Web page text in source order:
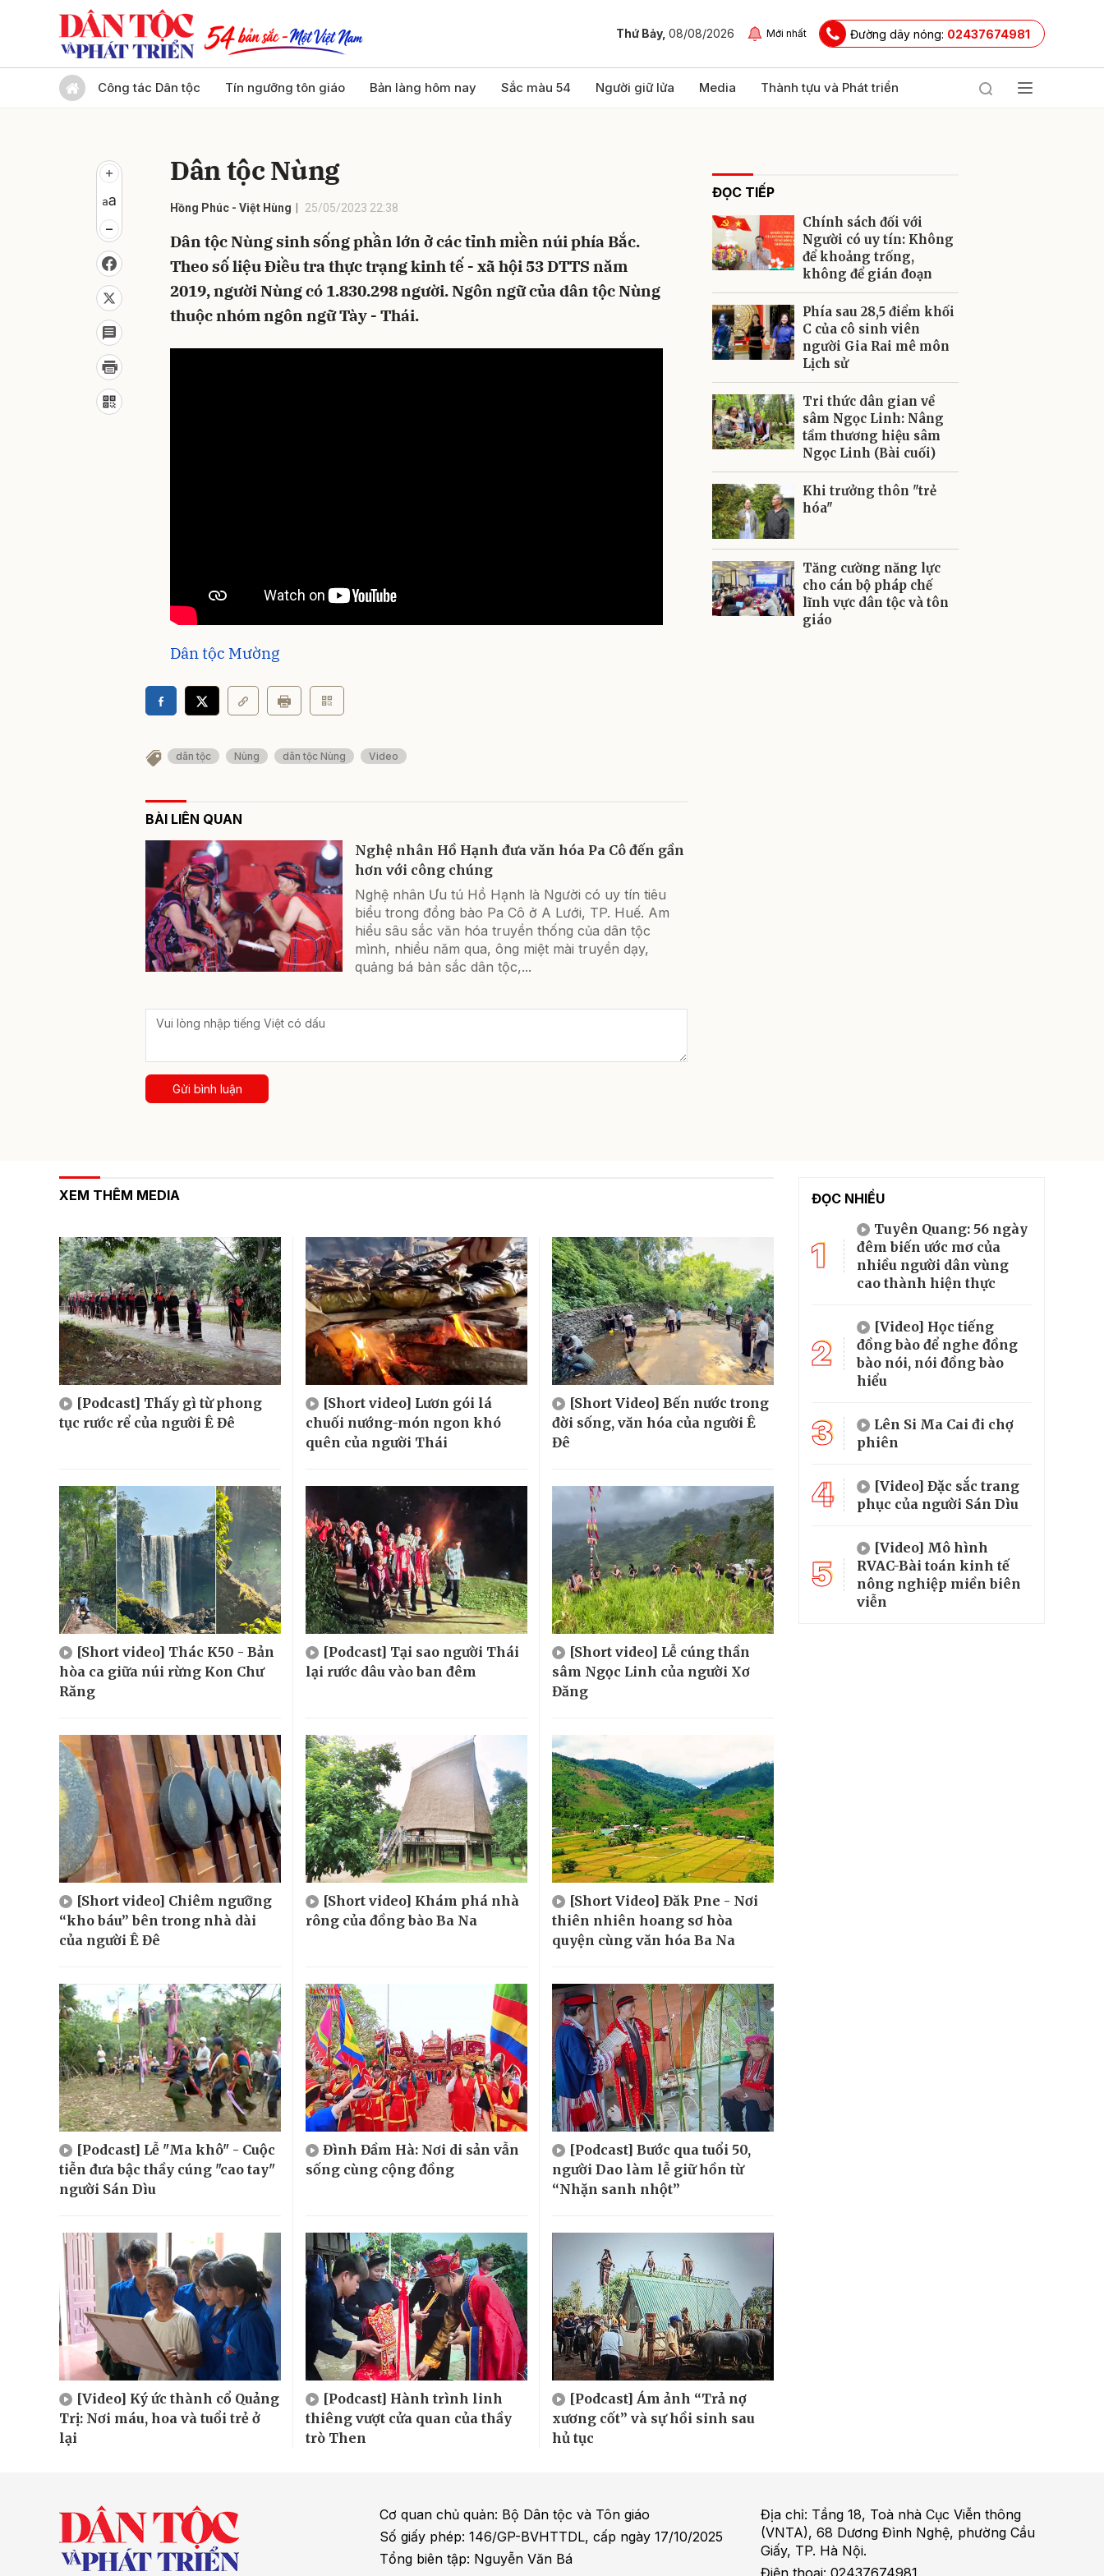
Thứ Bảy, 08/08/2026 Mới nhất Đường dây nóng: 02437674981
Công tác Dân tộc Tín ngưỡng tôn giáo Bản làng hôm nay Sắc màu 54 Người giữ lửa Media Thành tựu và Phát triển
Dân tộc Nùng
Hồng Phúc - Việt Hùng 25/05/2023 22:38
Dân tộc Nùng sinh sống phần lớn ở các tỉnh miền núi phía Bắc.
Theo số liệu Điều tra thực trạng kinh tế - xã hội 53 DTTS năm
2019, người Nùng có 1.830.298 người. Ngôn ngữ của dân tộc Nùng
thuộc nhóm ngôn ngữ Tày - Thái.
Dân tộc Mường
dân tộc Nùng dân tộc Nùng Video
BÀI LIÊN QUAN
Nghệ nhân Hồ Hạnh đưa văn hóa Pa Cô đến gần
hơn với công chúng
Nghệ nhân Ưu tú Hồ Hạnh là Người có uy tín tiêu
biểu trong đồng bào Pa Cô ở A Lưới, TP. Huế. Am
hiểu sâu sắc văn hóa truyền thống của dân tộc
mình, nhiều năm qua, ông miệt mài truyền dạy,
quảng bá bản sắc dân tộc,...
Gửi bình luận
ĐỌC TIẾP
Chính sách đối với
Người có uy tín: Không
để khoảng trống,
không để gián đoạn
Phía sau 28,5 điểm khối
C của cô sinh viên
người Gia Rai mê môn
Lịch sử
Tri thức dân gian về
sâm Ngọc Linh: Nâng
tầm thương hiệu sâm
Ngọc Linh (Bài cuối)
Khi trưởng thôn "trẻ
hóa"
Tăng cường năng lực
cho cán bộ pháp chế
lĩnh vực dân tộc và tôn
giáo
XEM THÊM MEDIA
[Podcast] Thấy gì từ phong
tục rước rể của người Ê Đê
[Short video] Lươn gói lá
chuối nướng-món ngon khó
quên của người Thái
[Short Video] Bến nước trong
đời sống, văn hóa của người Ê
Đê
[Short video] Thác K50 - Bản
hòa ca giữa núi rừng Kon Chư
Răng
[Podcast] Tại sao người Thái
lại rước dâu vào ban đêm
[Short video] Lễ cúng thần
sâm Ngọc Linh của người Xơ
Đăng
[Short video] Chiêm ngưỡng
“kho báu” bên trong nhà dài
của người Ê Đê
[Short video] Khám phá nhà
rông của đồng bào Ba Na
[Short Video] Đăk Pne - Nơi
thiên nhiên hoang sơ hòa
quyện cùng văn hóa Ba Na
[Podcast] Lễ "Ma khô" - Cuộc
tiễn đưa bậc thầy cúng "cao tay"
người Sán Dìu
Đình Đầm Hà: Nơi di sản vẫn
sống cùng cộng đồng
[Podcast] Bước qua tuổi 50,
người Dao làm lễ giữ hồn từ
“Nhặn sanh nhột”
[Video] Ký ức thành cổ Quảng
Trị: Nơi máu, hoa và tuổi trẻ ở
lại
[Podcast] Hành trình linh
thiêng vượt cửa quan của thầy
trò Then
[Podcast] Ám ảnh “Trả nợ
xương cốt” và sự hồi sinh sau
hủ tục
ĐỌC NHIỀU
1
Tuyên Quang: 56 ngày
đêm biến ước mơ của
nhiều người dân vùng
cao thành hiện thực
2
[Video] Học tiếng
đồng bào để nghe đồng
bào nói, nói đồng bào
hiểu
3
Lên Si Ma Cai đi chợ
phiên
4
[Video] Đặc sắc trang
phục của người Sán Dìu
5
[Video] Mô hình
RVAC-Bài toán kinh tế
nông nghiệp miền biên
viễn
Cơ quan chủ quản: Bộ Dân tộc và Tôn giáo
Số giấy phép: 146/GP-BVHTTDL, cấp ngày 17/10/2025
Tổng biên tập: Nguyễn Văn Bá
Địa chỉ: Tầng 18, Toà nhà Cục Viễn thông
(VNTA), 68 Dương Đình Nghệ, phường Cầu
Giấy, TP. Hà Nội.
Gửi bình luận
Gửi